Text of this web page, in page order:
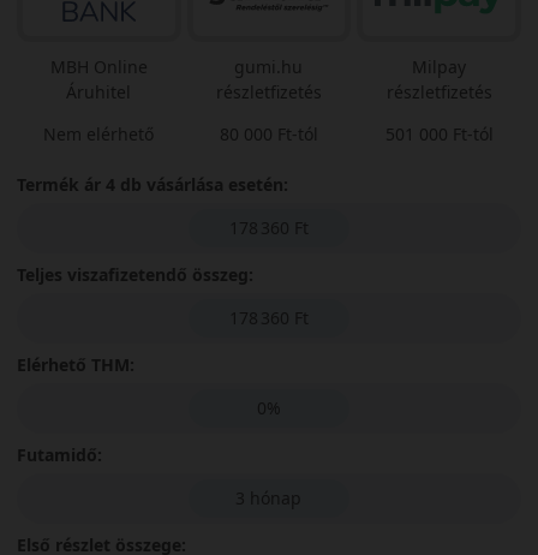
MBH Online
Áruhitel
Nem elérhető
gumi.hu
részletfizetés
80 000 Ft-tól
Milpay
részletfizetés
501 000 Ft-tól
Termék ár 4 db vásárlása esetén:
178 360 Ft
Teljes viszafizetendő összeg:
178 360 Ft
Elérhető THM:
0%
Futamidő:
3 hónap
Első részlet összege: